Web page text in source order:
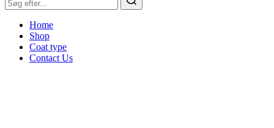
Home
Shop
Coat type
Contact Us